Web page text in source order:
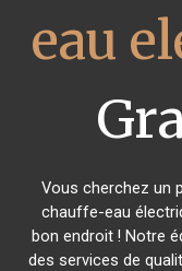
eau
Vous cherchez un
chauffe-eau
bon endroit ! Notre
des services de